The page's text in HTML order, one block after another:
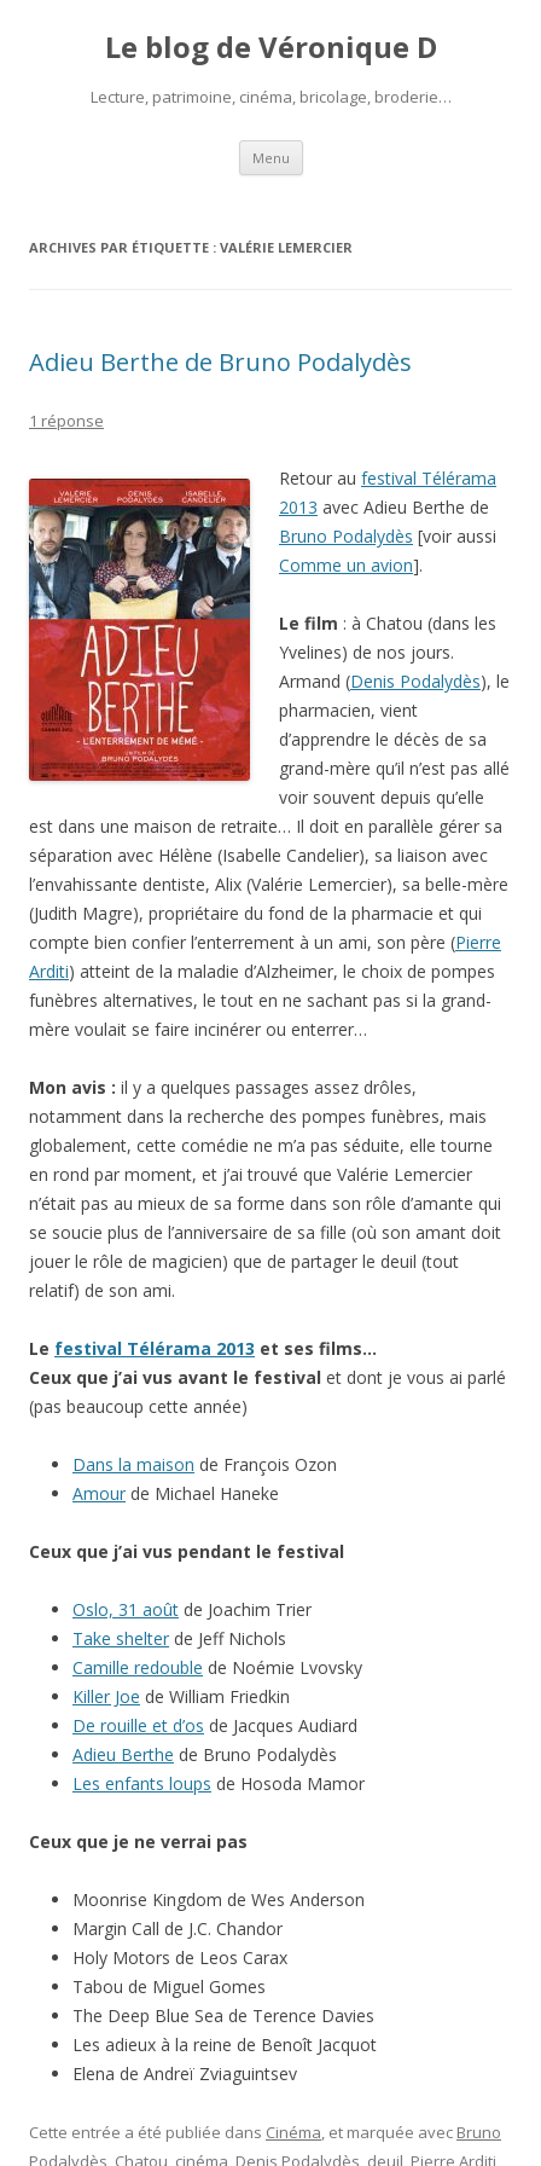
Le blog de Véronique D
Lecture, patrimoine, cinéma, bricolage, broderie…
Menu Aller
contenu
ARCHIVES PAR ÉTIQUETTE : VALÉRIE LEMERCIER
Adieu Berthe de Bruno Podalydès
1 réponse
Retour au festival Télérama
2013 avec Adieu Berthe de
Bruno Podalydès [voir aussi
Comme un avion].
Le film : à Chatou (dans les
Yvelines) de nos jours.
Armand (Denis Podalydès), le
pharmacien, vient
d’apprendre le décès de sa
grand-mère qu’il n’est pas allé
voir souvent depuis qu’elle
est dans une maison de retraite… Il doit en parallèle gérer sa
séparation avec Hélène (Isabelle Candelier), sa liaison avec
l’envahissante dentiste, Alix (Valérie Lemercier), sa belle-mère
(Judith Magre), propriétaire du fond de la pharmacie et qui
compte bien confier l’enterrement à un ami, son père (Pierre
Arditi) atteint de la maladie d’Alzheimer, le choix de pompes
funèbres alternatives, le tout en ne sachant pas si la grand-
mère voulait se faire incinérer ou enterrer…
Mon avis : il y a quelques passages assez drôles,
notamment dans la recherche des pompes funèbres, mais
globalement, cette comédie ne m’a pas séduite, elle tourne
en rond par moment, et j’ai trouvé que Valérie Lemercier
n’était pas au mieux de sa forme dans son rôle d’amante qui
se soucie plus de l’anniversaire de sa fille (où son amant doit
jouer le rôle de magicien) que de partager le deuil (tout
relatif) de son ami.
Le festival Télérama 2013 et ses films…
Ceux que j’ai vus avant le festival et dont je vous ai parlé
(pas beaucoup cette année)
Dans la maison de François Ozon
Amour de Michael Haneke
Ceux que j’ai vus pendant le festival
Oslo, 31 août de Joachim Trier
Take shelter de Jeff Nichols
Camille redouble de Noémie Lvovsky
Killer Joe de William Friedkin
De rouille et d’os de Jacques Audiard
Adieu Berthe de Bruno Podalydès
Les enfants loups de Hosoda Mamor
Ceux que je ne verrai pas
Moonrise Kingdom de Wes Anderson
Margin Call de J.C. Chandor
Holy Motors de Leos Carax
Tabou de Miguel Gomes
The Deep Blue Sea de Terence Davies
Les adieux à la reine de Benoît Jacquot
Elena de Andreï Zviaguintsev
Cette entrée a été publiée dans Cinéma, et marquée avec Bruno
Podalydès Chatou cinéma Denis Podalydès deuil Pierre Arditi